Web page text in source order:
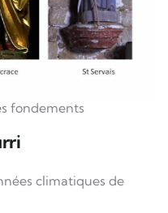
fondements
pourri
climatiques de